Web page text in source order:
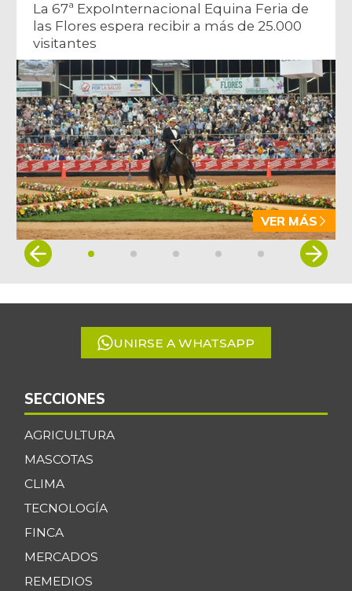
La 67ª ExpoInternacional Equina Feria de
las Flores espera recibir a más de 25.000
visitantes
VER MÁS
Item
5
UNIRSE A WHATSAPP
SECCIONES
AGRICULTURA
MASCOTAS
CLIMA
TECNOLOGÍA
FINCA
MERCADOS
REMEDIOS